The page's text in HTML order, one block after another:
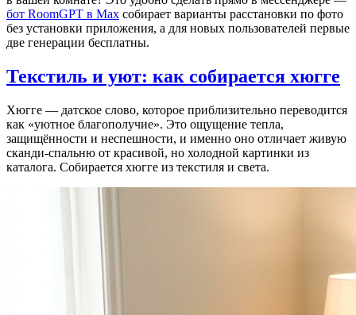
бот RoomGPT в Max собирает варианты расстановки по фото
без установки приложения, а для новых пользователей первые
две генерации бесплатны.
Текстиль и уют: как собирается хюгге
Хюгге — датское слово, которое приблизительно переводится
как «уютное благополучие». Это ощущение тепла,
защищённости и неспешности, и именно оно отличает живую
сканди-спальню от красивой, но холодной картинки из
каталога. Собирается хюгге из текстиля и света.